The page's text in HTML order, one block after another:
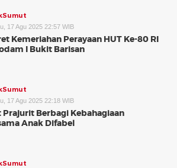
17 Agu 2025 22:57 WIB
Kemeriahan Perayaan HUT Ke-80 RI
I Bukit Barisan
17 Agu 2025 22:18 WIB
Prajurit Berbagi Kebahagiaan
Anak Difabel